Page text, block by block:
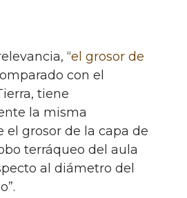
“el grosor de
con el
tiene
la misma
el grosor de la capa de
terráqueo del aula
al diámetro del